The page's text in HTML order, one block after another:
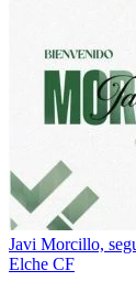
Javi Morcillo,
Elche CF